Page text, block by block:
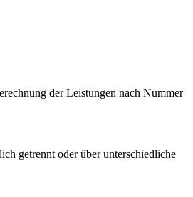
der Leistungen nach Nummer
getrennt oder über unterschiedliche